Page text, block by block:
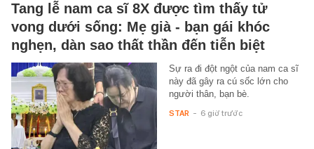
Tang lễ nam ca sĩ 8X được tìm thấy tử
vong dưới sống: Mẹ già - bạn gái khóc
nghẹn, dàn sao thất thần đến tiễn biệt
Sự ra đi đột ngột của nam ca sĩ
này đã gây ra cú sốc lớn cho
người thân, bạn bè.
STAR - 6 giờ trước